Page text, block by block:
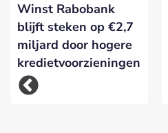
Winst Rabobank
blijft steken op €2,7
miljard door hogere
kredietvoorzieningen